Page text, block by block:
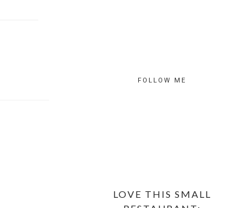
FOLLOW ME
LOVE THIS SMALL